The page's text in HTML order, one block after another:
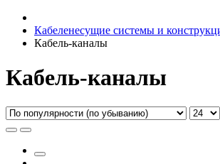
Кабеленесущие системы и
Кабель-каналы
Кабель-каналы